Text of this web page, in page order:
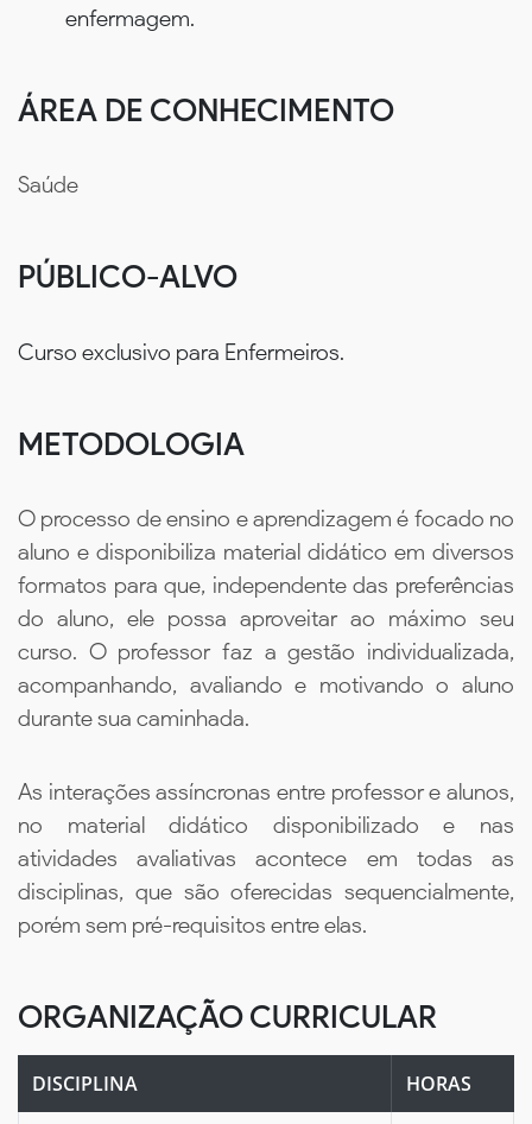
enfermagem.
ÁREA DE CONHECIMENTO
Saúde
PÚBLICO-ALVO
Curso exclusivo para Enfermeiros.
METODOLOGIA
O processo de ensino e aprendizagem é focado no
aluno e disponibiliza material didático em diversos
formatos para que, independente das preferências
do aluno, ele possa aproveitar ao máximo seu
curso. O professor faz a gestão individualizada,
acompanhando, avaliando e motivando o aluno
durante sua caminhada.
As interações assíncronas entre professor e alunos,
no material didático disponibilizado e nas
atividades avaliativas acontece em todas as
disciplinas, que são oferecidas sequencialmente,
porém sem pré-requisitos entre elas.
ORGANIZAÇÃO CURRICULAR
DISCIPLINA HORAS